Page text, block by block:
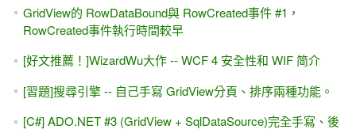
[台北科大 分享會] VS2017 - 開源的ASP.NET Core &
ADO.NET。2017/03/29週三晚上19:30~21:00
2017 iT 邦幫忙鐵人賽 - ASP.NET (Web Form)快速入門，全
程Youtube影片教學
[YouTube影片]網頁初學者的小觀念 -- 前端？後端？有何不同